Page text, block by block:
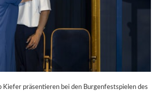
Kiefer präsentieren bei den Burgenfestspielen des